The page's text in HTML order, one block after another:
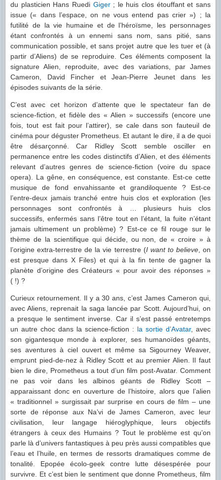
du plasticien Hans Ruedi Giger; le huis clos étouffant et sans
issue (« dans l’espace, on ne vous entend pas crier ») ; la
futilité de la vie humaine et de l’héroïsme, les personnages
étant confrontés à un ennemi sans nom, sans pitié, sans
communication possible, et sans projet autre que les tuer et (à
partir d’Aliens) de se reproduire. Ces éléments composent la
signature Alien, reproduite, avec des variations, par James
Cameron, David Fincher et Jean-Pierre Jeunet dans les
épisodes suivants de la série.
C’est avec cet horizon d’attente que le spectateur fan de
science-fiction, et fidèle des « Alien » successifs (encore une
fois, tout est fait pour l’attirer), se cale dans son fauteuil de
cinéma pour déguster Prometheus. Et autant le dire, il a de quoi
être désarçonné. Car Ridley Scott semble osciller en
permanence entre les codes distinctifs d’Alien, et des éléments
relevant d’autres genres de science-fiction (voire du space
opera). La gêne, en conséquence, est constante. Est-ce cette
musique de fond envahissante et grandiloquente ? Est-ce
l’entre-deux jamais tranché entre huis clos et exploration (les
personnages sont confrontés à … plusieurs huis clos
successifs, enfermés sans l’être tout en l’étant, la fuite n’étant
jamais ultimement un problème) ? Est-ce ce fil rouge sur le
thème de la scientifique qui décide, ou non, de « croire » à
l’origine extra-terrestre de la vie terrestre (I want to believe, on
est presque dans X Files) et qui à la fin tente de gagner la
planète d’origine des Créateurs « pour avoir des réponses »
( !) ?
Curieux retournement. Il y a 30 ans, c’est James Cameron qui,
avec Aliens, reprenait la saga lancée par Scott. Aujourd’hui, on
a presque le sentiment inverse. Car il s’est passé entretemps
un autre choc dans la science-fiction : la sortie d’Avatar, avec
son gigantesque monde à explorer, ses humanoïdes géants,
ses aventures à ciel ouvert et même sa Sigourney Weaver,
emprunt pied-de-nez à Ridley Scott et au premier Alien. Il faut
bien le dire, Prometheus a tout d’un film post-Avatar. Comment
ne pas voir dans les albinos géants de Ridley Scott –
apparaissant donc en ouverture de l’histoire, alors que l’alien
« traditionnel » surgissait par surprise en cours de film – une
sorte de réponse aux Na’vi de James Cameron, avec leur
civilisation, leur langage hiéroglyphique, leurs objectifs
étrangers à ceux des Humains ? Tout le problème est qu’on
parle là d’univers fantastiques à peu près aussi compatibles que
l’eau et l’huile, en termes de ressorts dramatiques comme de
tonalité. Epopée écolo-geek contre lutte désespérée pour
survivre. Et c’est bien le sentiment que donne Prometheus, film